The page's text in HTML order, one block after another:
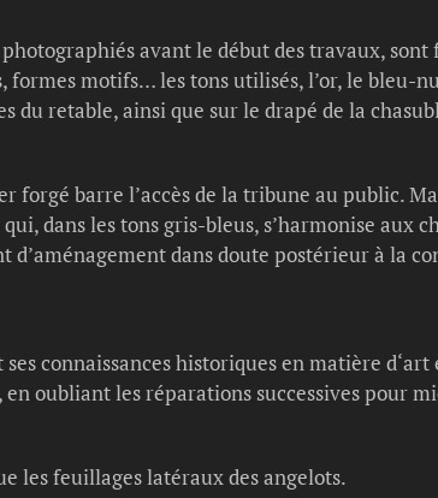
avant le début des travaux,
motifs… les tons utilisés, l’or, le bleu-
du retable, ainsi que sur le drapé de la
forgé barre l’accès de la tribune au public.
dans les tons gris-bleus, s’harmonise aux
dans doute postérieur à la
connaissances historiques en matière
oubliant les réparations successives pour
les feuillages latéraux des angelots.